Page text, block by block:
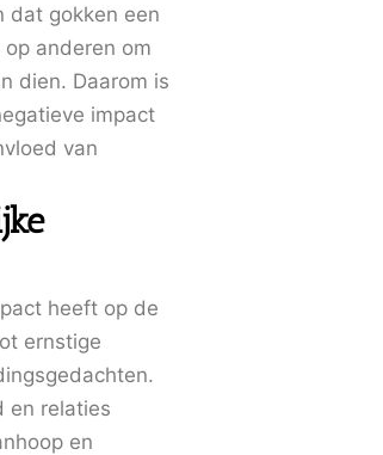
dat gokken een
anderen om
dien. Daarom is
impact
van
heeft op de
ernstige
en relaties
en